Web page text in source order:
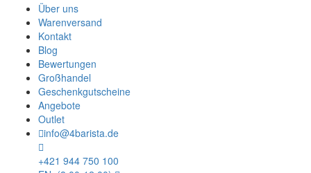
Über uns
Warenversand
Kontakt
Blog
Bewertungen
Großhandel
Geschenkgutscheine
Angebote
Outlet
info@4barista.de
+421 944 750 100